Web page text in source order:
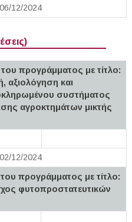
12/2024
προγράμματος με τίτλο:
αξιολόγηση και
συστήματος
αγροκτημάτων μικτής
12/2024
προγράμματος με τίτλο:
φυτοπροστατευτικών